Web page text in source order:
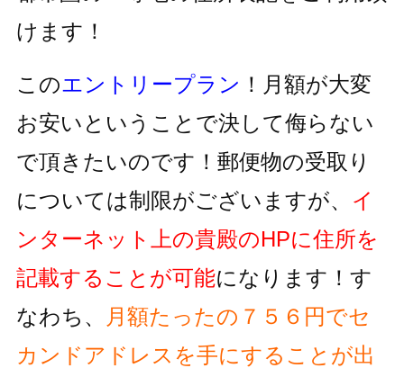
けます！
このエントリープラン ！月額が大変
お安いということで決して侮らない
で頂きたいのです！郵便物の受取り
については制限がございますが、 イ
ンターネット上の貴殿のHPに住所を
記載することが可能になります！す
なわち、
月額たったの７５６円でセ
カンドアドレスを手にすることが出